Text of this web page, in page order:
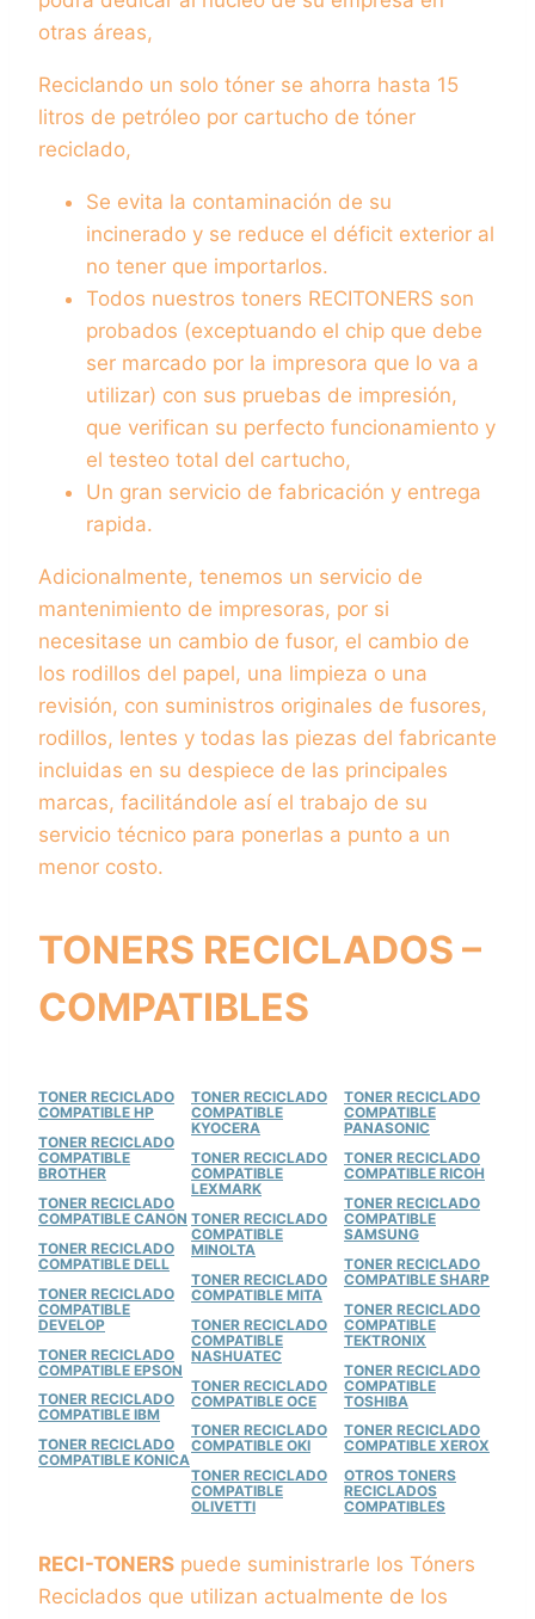
otras áreas,
Reciclando un solo tóner se ahorra hasta 15
litros de petróleo por cartucho de tóner
reciclado,
Se evita la contaminación de su
incinerado y se reduce el déficit exterior al
no tener que importarlos.
Todos nuestros toners RECITONERS son
probados (exceptuando el chip que debe
ser marcado por la impresora que lo va a
utilizar) con sus pruebas de impresión,
que verifican su perfecto funcionamiento y
el testeo total del cartucho,
Un gran servicio de fabricación y entrega
rapida.
Adicionalmente, tenemos un servicio de
mantenimiento de impresoras, por si
necesitase un cambio de fusor, el cambio de
los rodillos del papel, una limpieza o una
revisión, con suministros originales de fusores,
rodillos, lentes y todas las piezas del fabricante
incluidas en su despiece de las principales
marcas, facilitándole así el trabajo de su
servicio técnico para ponerlas a punto a un
menor costo.
TONERS RECICLADOS –
COMPATIBLES
TONER RECICLADO
COMPATIBLE HP
TONER RECICLADO
COMPATIBLE
BROTHER
TONER RECICLADO
COMPATIBLE CANON
TONER RECICLADO
COMPATIBLE DELL
TONER RECICLADO
COMPATIBLE
DEVELOP
TONER RECICLADO
COMPATIBLE EPSON
TONER RECICLADO
COMPATIBLE IBM
TONER RECICLADO
COMPATIBLE KONICA
TONER RECICLADO
COMPATIBLE
KYOCERA
TONER RECICLADO
COMPATIBLE
LEXMARK
TONER RECICLADO
COMPATIBLE
MINOLTA
TONER RECICLADO
COMPATIBLE MITA
TONER RECICLADO
COMPATIBLE
NASHUATEC
TONER RECICLADO
COMPATIBLE OCE
TONER RECICLADO
COMPATIBLE OKI
TONER RECICLADO
COMPATIBLE
OLIVETTI
TONER RECICLADO
COMPATIBLE
PANASONIC
TONER RECICLADO
COMPATIBLE RICOH
TONER RECICLADO
COMPATIBLE
SAMSUNG
TONER RECICLADO
COMPATIBLE SHARP
TONER RECICLADO
COMPATIBLE
TEKTRONIX
TONER RECICLADO
COMPATIBLE
TOSHIBA
TONER RECICLADO
COMPATIBLE XEROX
OTROS TONERS
RECICLADOS
COMPATIBLES
RECI-TONERS puede suministrarle los Tóners
Reciclados que utilizan actualmente de los